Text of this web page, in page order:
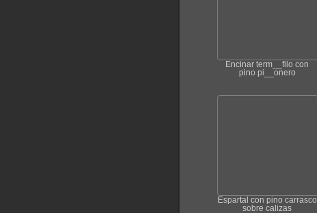
Encinar term__filo con
pino pi__onero
Espartal con pino carrasco
sobre calizas